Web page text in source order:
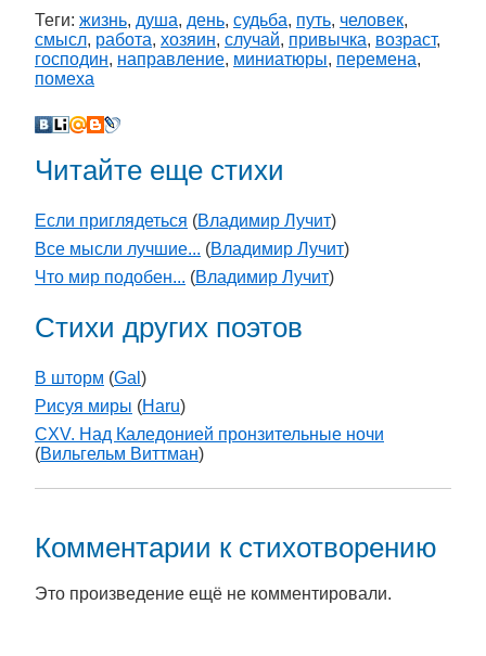
Теги: жизнь, душа, день, судьба, путь, человек,
смысл, работа, хозяин, случай, привычка, возраст,
господин, направление, миниатюры, перемена,
помеха
Читайте еще стихи
Если приглядеться (Владимир Лучит)
Все мысли лучшие... (Владимир Лучит)
Что мир подобен... (Владимир Лучит)
Стихи других поэтов
В шторм (Gal )
Рисуя миры (Haru)
CXV. Над Каледонией пронзительные ночи
(Вильгельм Виттман)
Комментарии к стихотворению
Это произведение ещё не комментировали.